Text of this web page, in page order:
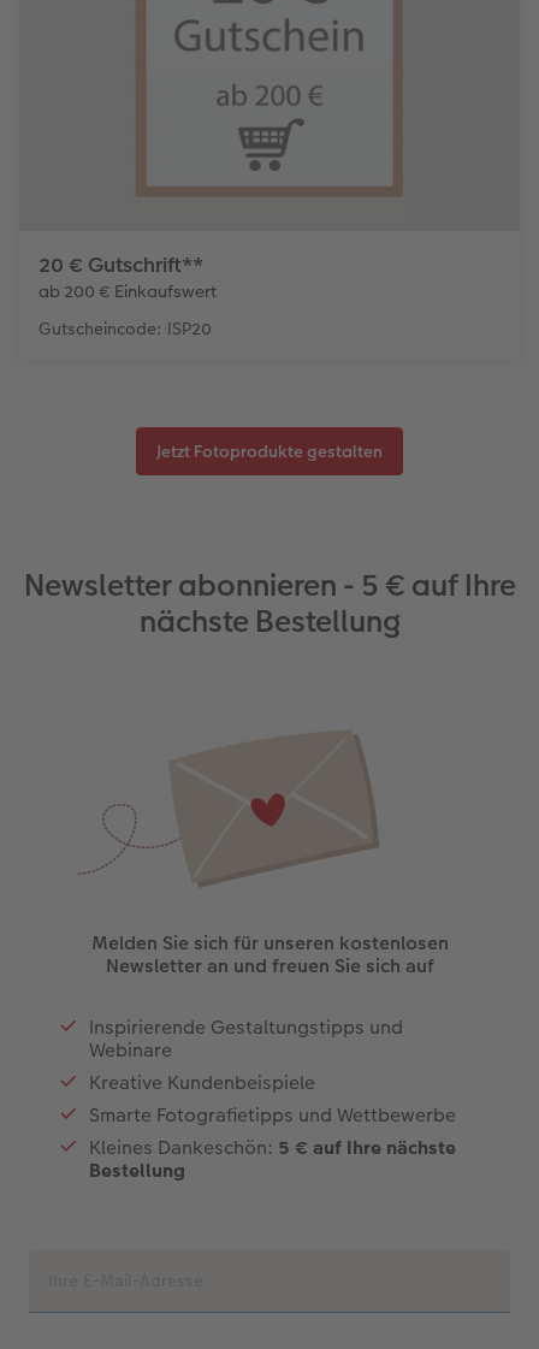
20 € Gutschrift**
ab 200 € Einkaufswert
Gutscheincode: ISP20
Jetzt Fotoprodukte gestalten
Newsletter abonnieren - 5 € auf Ihre
nächste Bestellung
Melden Sie sich für unseren kostenlosen
Newsletter an und freuen Sie sich auf
Inspirierende Gestaltungstipps und
Webinare
Kreative Kundenbeispiele
Smarte Fotografietipps und Wettbewerbe
Kleines Dankeschön: 5 € auf Ihre nächste
Bestellung